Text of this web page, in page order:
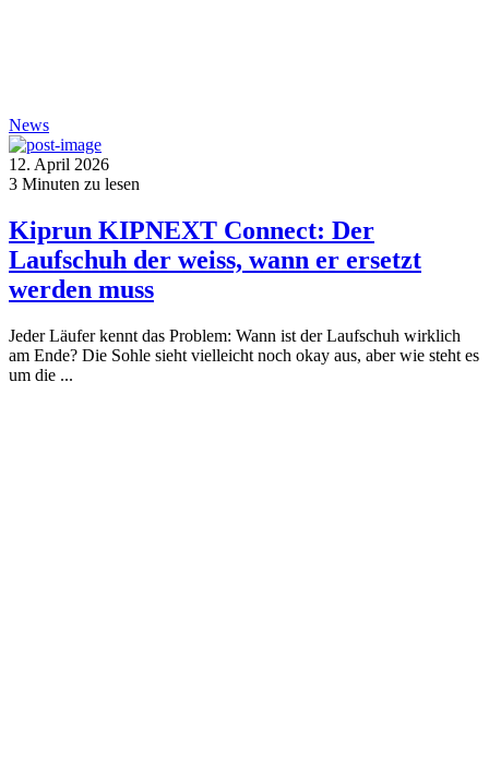
News
12. April 2026
3 Minuten zu lesen
Kiprun KIPNEXT Connect: Der
Laufschuh der weiss, wann er ersetzt
werden muss
Jeder Läufer kennt das Problem: Wann ist der Laufschuh wirklich
am Ende? Die Sohle sieht vielleicht noch okay aus, aber wie steht es
um die ...